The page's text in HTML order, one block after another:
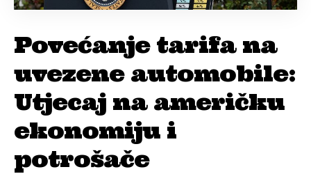
Povećanje tarifa na
uvezene automobile:
Utjecaj na američku
ekonomiju i
potrošače